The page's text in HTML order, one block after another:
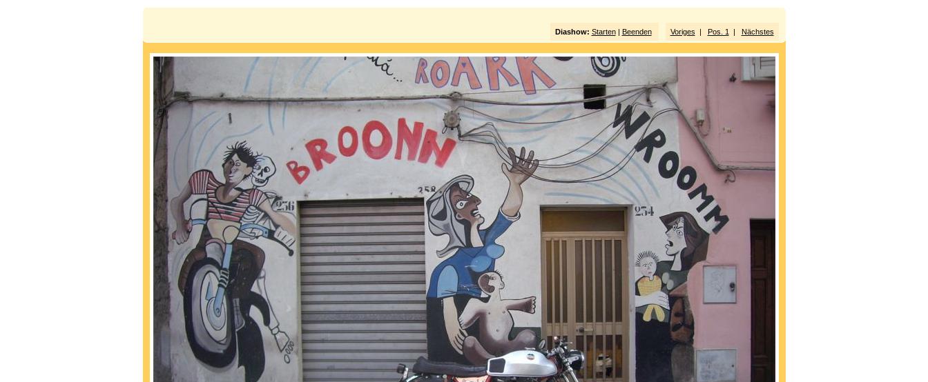
Diashow: Starten| Beenden Voriges | Pos. 1 | Nächstes